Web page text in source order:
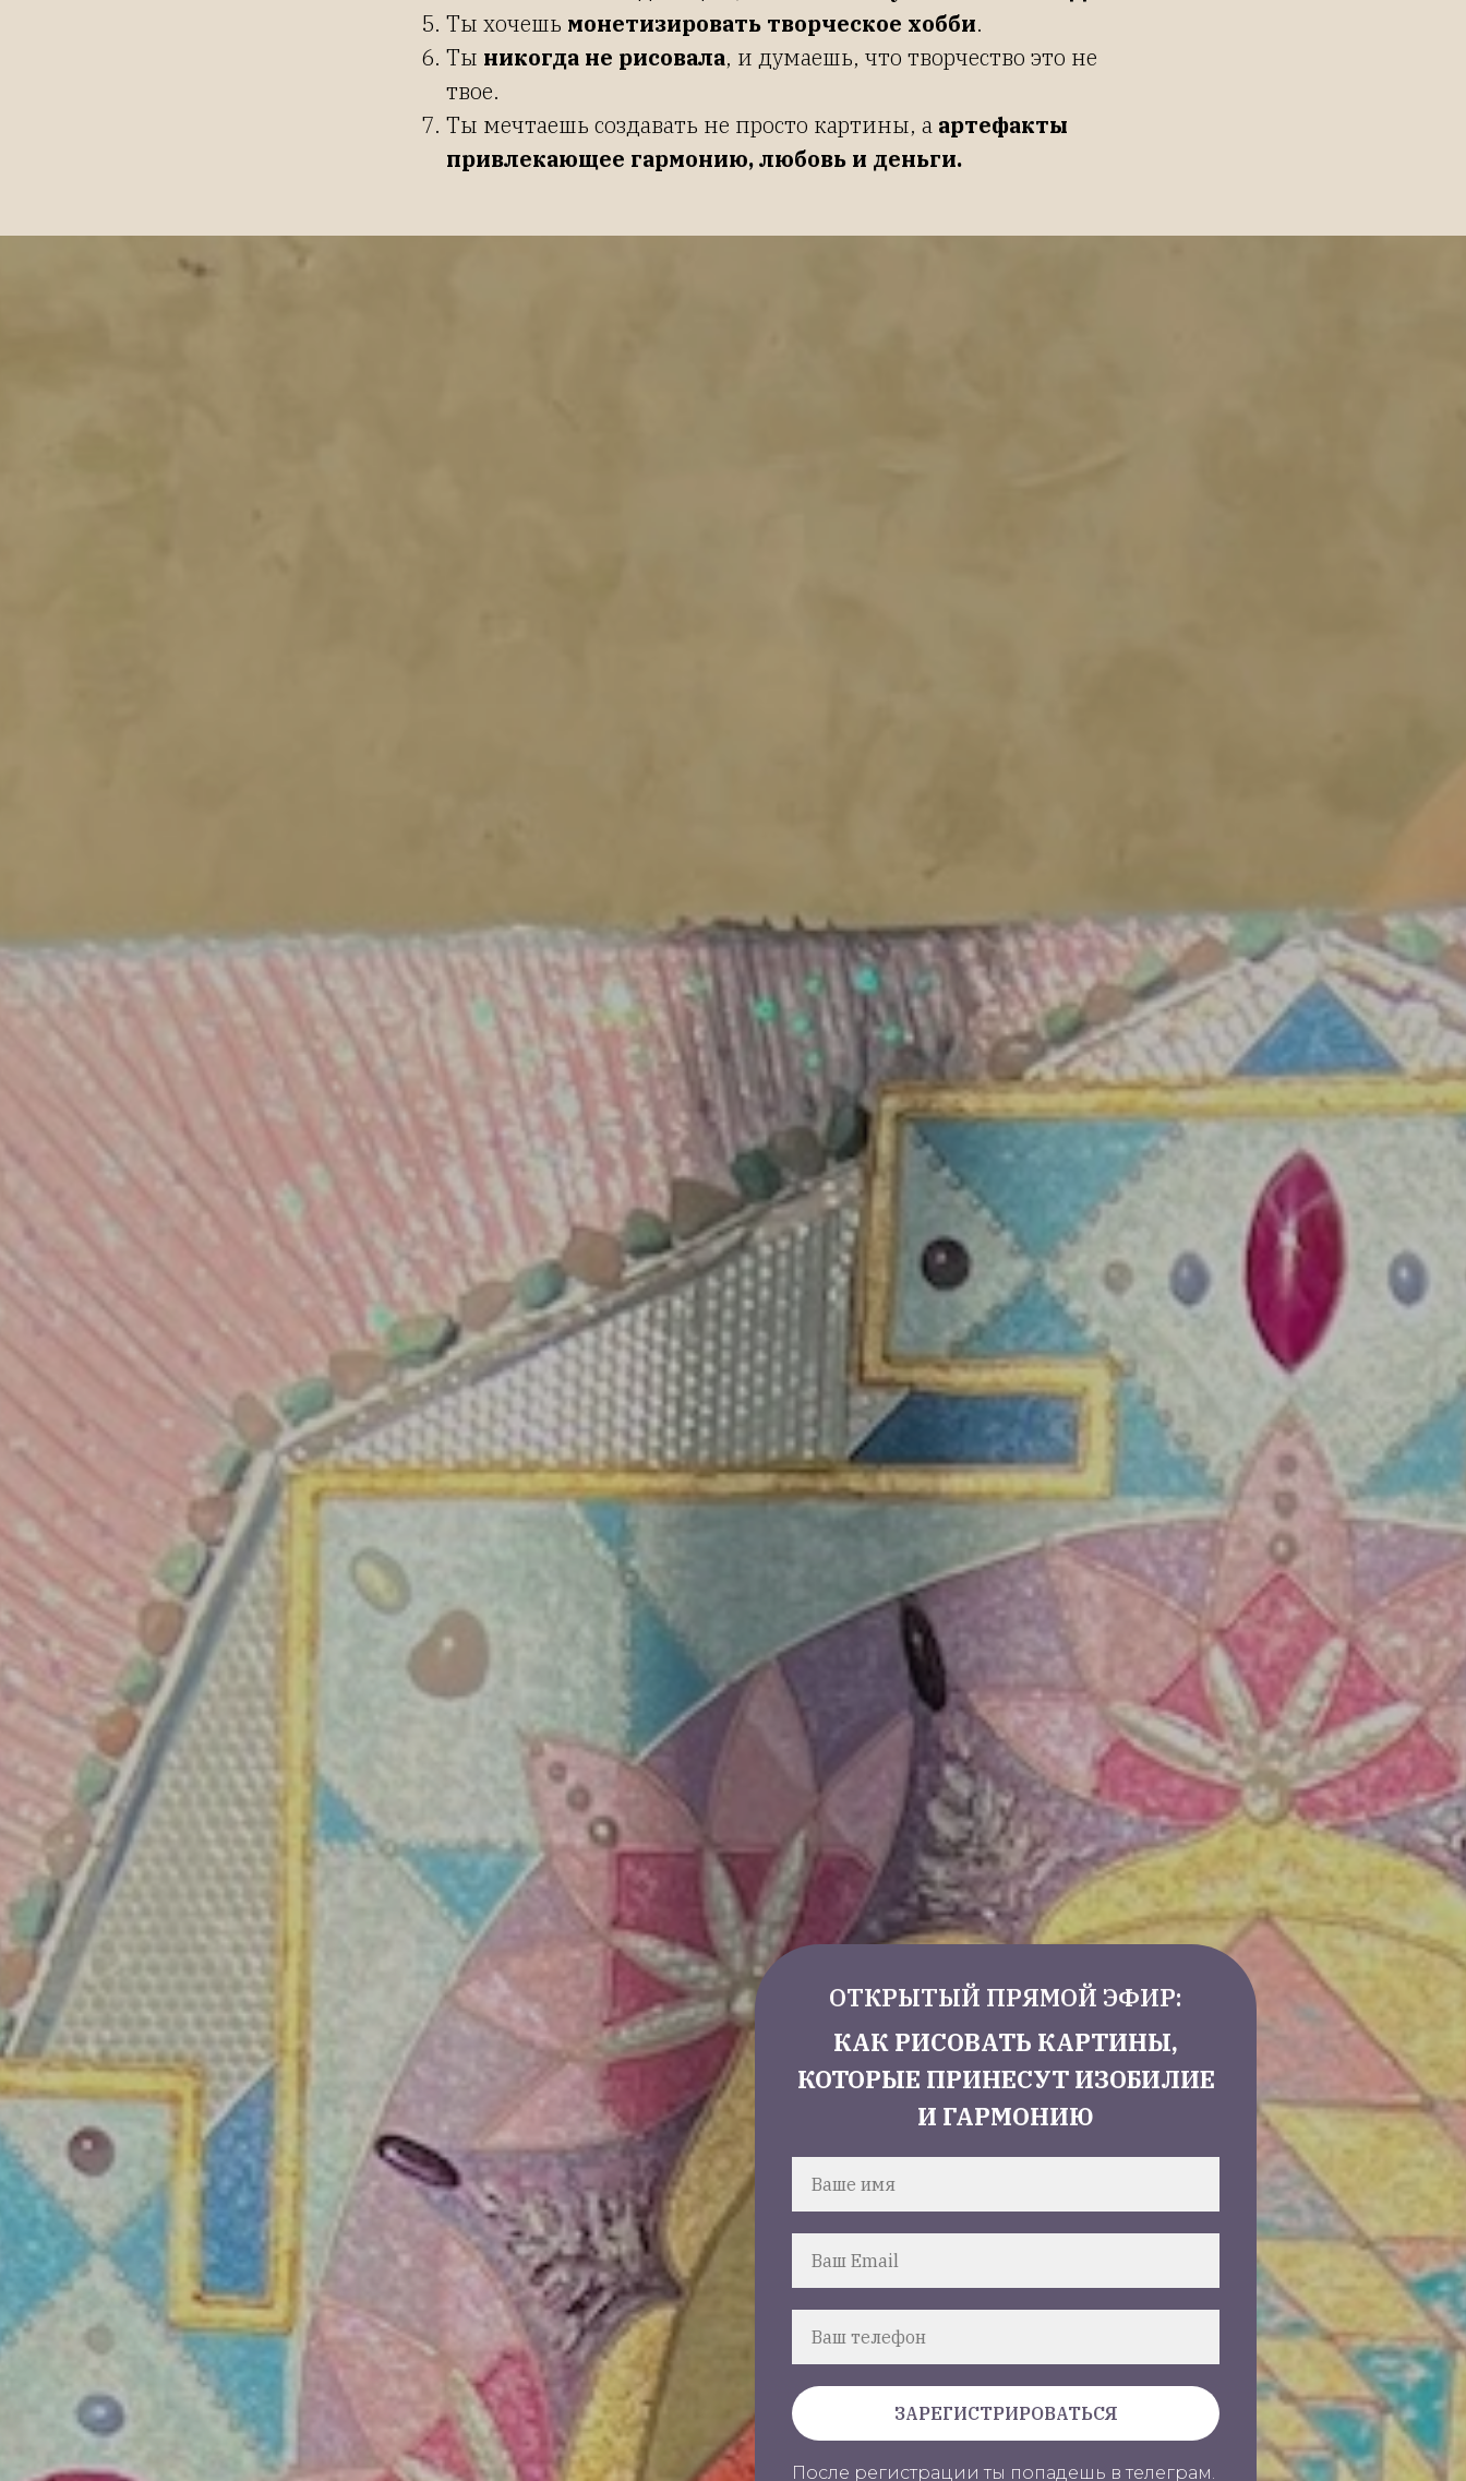
Ты хочешь монетизировать творческое хобби.
Ты никогда не рисовала, и думаешь, что творчество это не
твое.
Ты мечтаешь создавать не просто картины, а артефакты
привлекающее гармонию, любовь и деньги.
ОТКРЫТЫЙ ПРЯМОЙ ЭФИР:
КАК РИСОВАТЬ КАРТИНЫ,
КОТОРЫЕ ПРИНЕСУТ ИЗОБИЛИЕ
И ГАРМОНИЮ
ЗАРЕГИСТРИРОВАТЬСЯ
После регистрации ты попадешь в телеграм.